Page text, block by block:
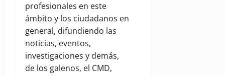
profesionales en este
ámbito y los ciudadanos en
general, difundiendo las
noticias, eventos,
investigaciones y demás,
de los galenos, el CMD,